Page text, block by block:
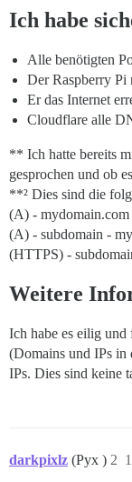
Ich habe
Alle benötigten
Der Raspberry Pi
Er das Internet
Cloudflare alle
** Ich hatte bereits
gesprochen und ob
**² Dies sind die
(A) -
(A) - subdomain -
(HTTPS) -
Weitere
Ich habe es eilig
(Domains und IPs in
IPs. Dies sind keine
darkpixlz (Pyx ) 2